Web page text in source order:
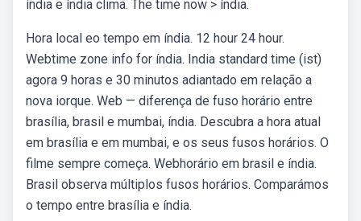
índia e índia clima. The time now > índia.
Hora local eo tempo em índia. 12 hour 24 hour.
Webtime zone info for índia. India standard time (ist)
agora 9 horas e 30 minutos adiantado em relação a
nova iorque. Web — diferença de fuso horário entre
brasília, brasil e mumbai, índia. Descubra a hora atual
em brasília e em mumbai, e os seus fusos horários. O
filme sempre começa. Webhorário em brasil e índia.
Brasil observa múltiplos fusos horários. Comparámos
o tempo entre brasília e índia.